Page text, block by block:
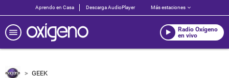
Aprendo en Casa Descarga AudioPlayer Más estaciones
Radio Oxígeno
en vivo
GEEK